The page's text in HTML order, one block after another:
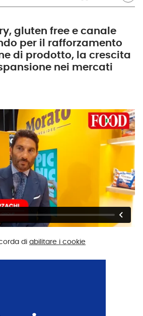
gluten free e canale
per il rafforzamento
di prodotto, la crescita
nei mercati
di abilitare i cookie